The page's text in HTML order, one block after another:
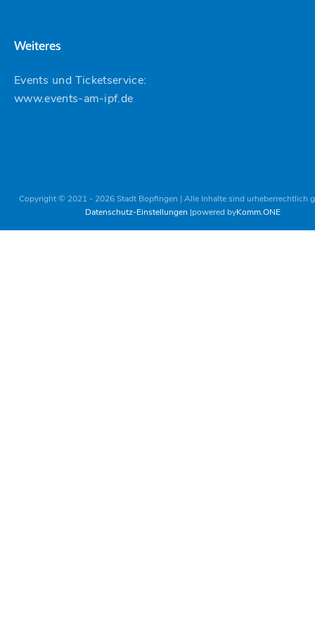
Weiteres
Events und Ticketservice:
www.events-am-ipf.de
Copyright © 2021 - 2026 Stadt Bopfingen | Alle Inhalte sind urheberrechtlich
Datenschutz-Einstellungen powered byKomm.ONE